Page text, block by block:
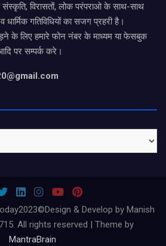
विरासतों, लोक परंपराओ के साथ-साथ
गतिविधियों का सजग प्रहरी है।
के लिए हमारे फोन नंबर के माध्यम या फेसबुक
पर सम्पर्क करे।
& Develop by Manish
All rights reserved | Theme by
MantraBrain